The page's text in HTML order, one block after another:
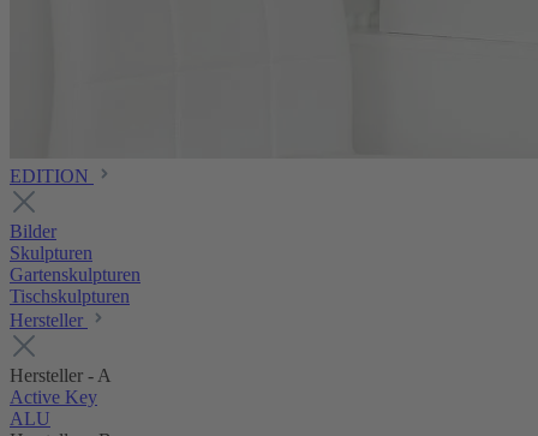
EDITION
Bilder
Skulpturen
Gartenskulpturen
Tischskulpturen
Hersteller
Hersteller - A
Active Key
ALU